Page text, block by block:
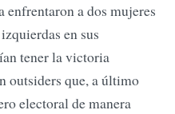
enfrentaron a dos mujeres
en sus
tener la victoria
outsiders que, a último
electoral de manera